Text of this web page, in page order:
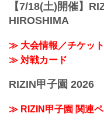
【7/18(土)開催】
HIROSHIMA
≫ 大会情報／チケット
≫ 対戦カード
RIZIN甲子園 2026
≫ RIZIN甲子園 関連